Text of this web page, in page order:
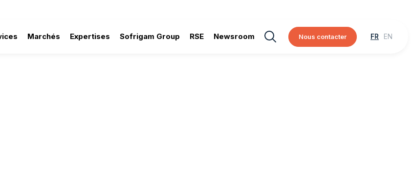
Marchés Expertises Sofrigam Group RSE Newsroom Nous contacter